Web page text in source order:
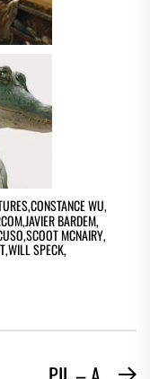
,CONSTANCE WU,
,JAVIER BARDEM,
,SCOOT MCNAIRY,
,WILL SPECK,